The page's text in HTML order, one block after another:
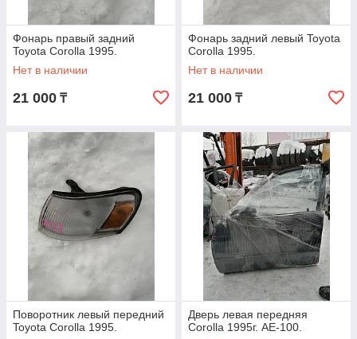
Фонарь правый задний
Toyota Corolla 1995.
Нет в наличии
21 000 ₸
Фонарь задний левый Toyota
Corolla 1995.
Нет в наличии
21 000 ₸
Поворотник левый передний
Toyota Corolla 1995.
Дверь левая передняя
Corolla 1995г. AE-100.